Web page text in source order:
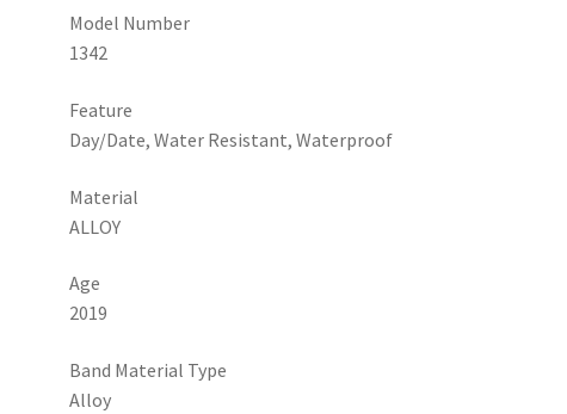
Model Number
1342
Feature
Day/Date, Water Resistant, Waterproof
Material
ALLOY
Age
2019
Band Material Type
Alloy